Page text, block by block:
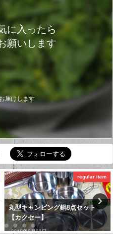
に入ったら
願いします
届けします
regular item
丸型キャンピング鍋8点セット
【カクセー】
2018年9月23日